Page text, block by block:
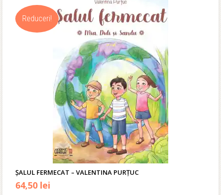
Reduceri!
ȘALUL FERMECAT – VALENTINA PURȚUC
Prețul
64,50 lei